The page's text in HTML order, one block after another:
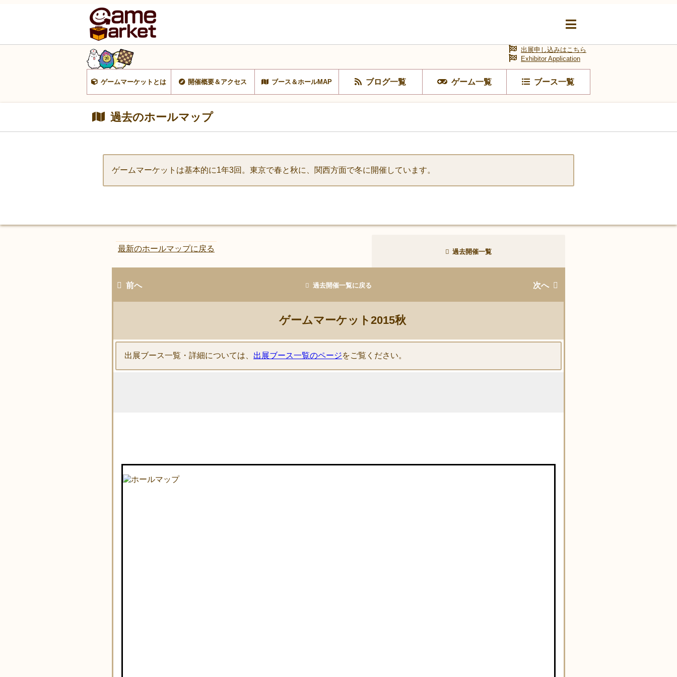
ゲームマーケットとは 開催概要＆アクセス ブース＆ホールMAP ブログ一覧 ゲーム一覧 ブース一覧
出展申し込みはこちら
Exhibitor Application
過去のホールマップ
ゲームマーケットは基本的に1年3回。東京で春と秋に、関西方面で冬に開催しています。
最新のホールマップに戻る 過去開催一覧
前へ 過去開催一覧に戻る 次へ
ゲームマーケット2015秋
出展ブース一覧・詳細については、 出展ブース一覧のページをご覧ください。